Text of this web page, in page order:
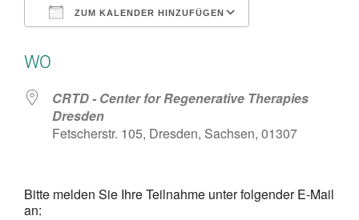
ZUM KALENDER HINZUFÜGEN
WO
CRTD - Center for Regenerative Therapies
Dresden
Fetscherstr. 105, Dresden, Sachsen, 01307
Bitte melden Sie Ihre Teilnahme unter folgender E-Mail
an: